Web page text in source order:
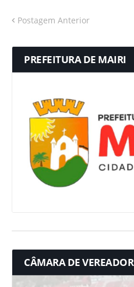
Postagem Anterior
PREFEITURA DE MAIRI
CÂMARA DE